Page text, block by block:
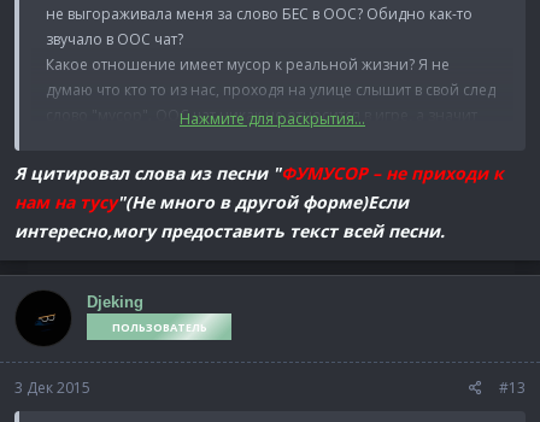
не выгораживала меня за слово БЕС в ООС? Обидно как-то
звучало в ООС чат?
Какое отношение имеет мусор к реальной жизни? Я не
думаю что кто то из нас, проходя на улице слышит в свой след
слово "мусор". ООС чат никак не относится в игре, а значит
Нажмите для раскрытия...
Я цитировал слова из песни "ФУМУСОР – не приходи к
нам на тусу"(Не много в другой форме)Если
интересно,могу предоставить текст всей песни.
Djeking
ПОЛЬЗОВАТЕЛЬ
3 Дек 2015 #13